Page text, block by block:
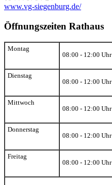
www.vg-siegenburg.de/
Öffnungszeiten Rathaus
Montag
08:00 - 12:00 Uhr
Dienstag
08:00 - 12:00 Uhr
Mittwoch
08:00 - 12:00 Uhr
Donnerstag
08:00 - 12:00 Uhr
Freitag
08:00 - 12:00 Uhr